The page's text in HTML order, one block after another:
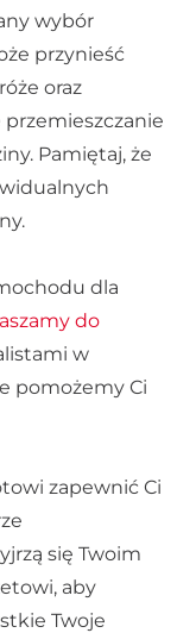
wybór
przynieść
oraz
Pamiętaj, że
dla
do
w
pomożemy Ci
zapewnić Ci
się Twoim
aby
Twoje